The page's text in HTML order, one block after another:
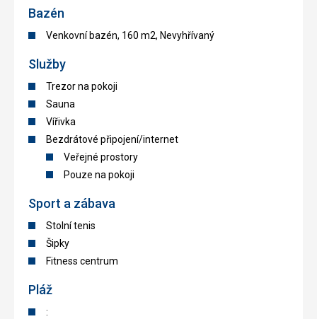
Bazén
Venkovní bazén, 160 m2, Nevyhřívaný
Služby
Trezor na pokoji
Sauna
Vířivka
Bezdrátové připojení/internet
Veřejné prostory
Pouze na pokoji
Sport a zábava
Stolní tenis
Šipky
Fitness centrum
Pláž
: